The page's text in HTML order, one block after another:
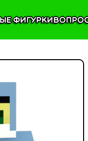
фигурки